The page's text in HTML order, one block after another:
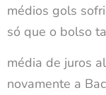
médios gols
só que o bolso
média de juros
novamente a